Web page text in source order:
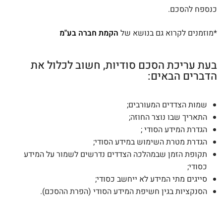
כנספח להסכם.
*מוזמנים לקרוא גם בנושא של הקמת חברה בע"מ
בעת עריכת הסכם סודיות, חשוב לכלול את
הדברים הבאים:
שמות הצדדים המעורבים;
התאריך שבו נוצר החוזה;
הגדרת המידע הסודי ;
הגדרת מטרת השימוש במידע הסודי;
תקופת הזמן שבמהלכה הצדדים נדרשים לשמור על המידע
כסודי;
סייגים מתי המידע לא ייחשב כסודי;
הסנקציות בגין חשיפת המידע הסודי (הפרת ההסכם).